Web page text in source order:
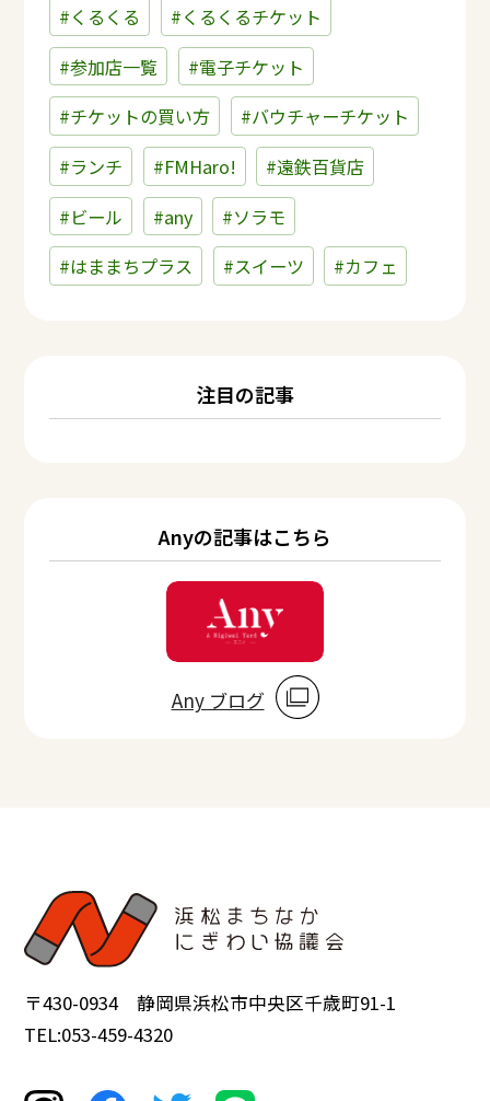
#くるくる
#くるくるチケット
#参加店一覧
#電子チケット
#チケットの買い方
#バウチャーチケット
#ランチ
#FMHaro!
#遠鉄百貨店
#ビール
#any
#ソラモ
#はままちプラス
#スイーツ #カフェ
注目の記事
Anyの記事はこちら
Any ブログ
〒430-0934 静岡県浜松市中央区千歳町91-1
TEL:053-459-4320